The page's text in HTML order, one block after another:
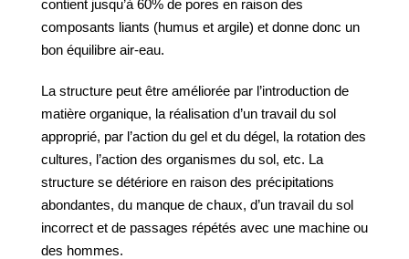
contient jusqu’à 60% de pores en raison des
composants liants (humus et argile) et donne donc un
bon équilibre air-eau.
La structure peut être améliorée par l’introduction de
matière organique, la réalisation d’un travail du sol
approprié, par l’action du gel et du dégel, la rotation des
cultures, l’action des organismes du sol, etc. La
structure se détériore en raison des précipitations
abondantes, du manque de chaux, d’un travail du sol
incorrect et de passages répétés avec une machine ou
des hommes.